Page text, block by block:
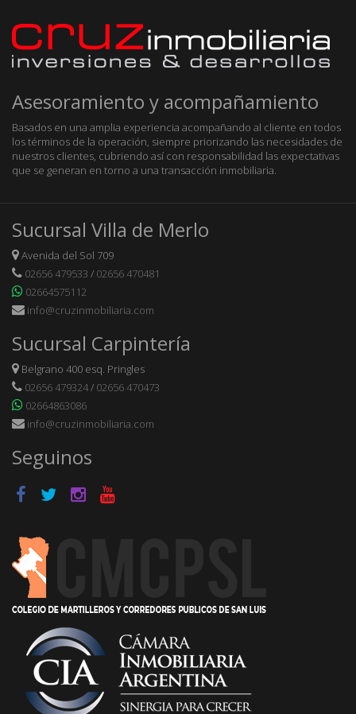
Asesoramiento y acompañamiento
Basados en una amplia experiencia acompañando al cliente en todos
los términos de la operación, siempre priorizando las necesidades de
nuestros clientes, cubriendo así con responsabilidad las expectativas
que se generan en torno a una transacción inmobiliaria.
Sucursal Villa de Merlo
Avenida del Sol 709
02656 479533 / 02656 470481
02664575112
info@cruzinmobiliaria.com
Sucursal Carpintería
Belgrano 400 esq. Pringles
02656 479324/ 02656 470473
02664863086
info@cruzinmobiliaria.com
Seguinos